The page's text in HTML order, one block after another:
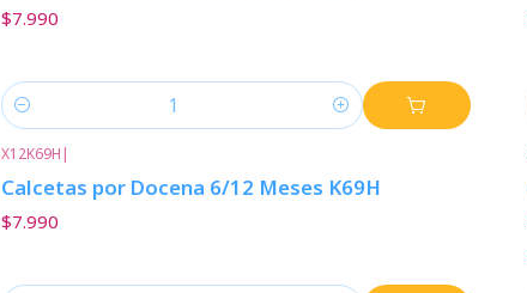
$7.990
Cantidad
X12K69H |
Calcetas por Docena 6/12 Meses K69H
$7.990